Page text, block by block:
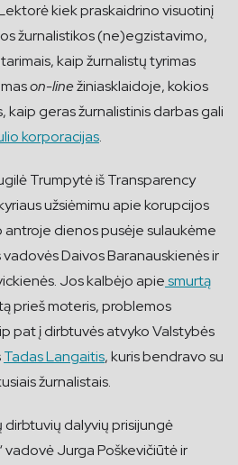
kiek praskaidrino visuotinį
žurnalistikos (ne)egzistavimo,
kaip žurnalistų tyrimas
on-linežiniasklaidoje, kokios
kaip geras žurnalistinis darbas gali
korporacijas.
Trumpytė iš Transparency
užsiėmimu apie korupcijos
dienos pusėje sulaukėme
Daivos Baranauskienės ir
Jos kalbėjo apiesmurtą
prieš moteris, problemos
pat į dirbtuvės atvyko Valstybės
Tadas Langaitis, kuris bendravo su
žurnalistais.
dirbtuvių dalyvių prisijungė
vadovė Jurga Poškevičiūtė ir